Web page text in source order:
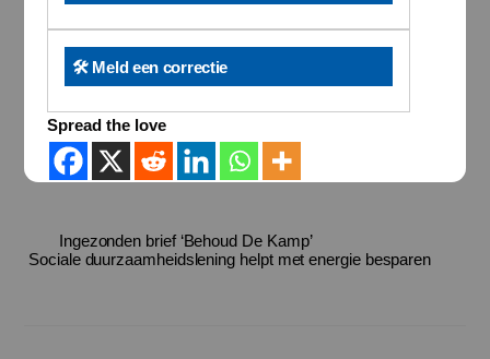
🛠️ Meld een correctie
Spread the love
Ingezonden brief ‘Behoud De Kamp’
Sociale duurzaamheidslening helpt met energie besparen